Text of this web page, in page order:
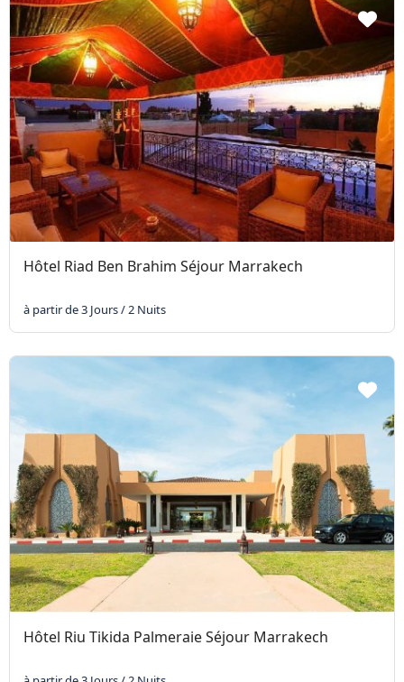
Hôtel Riad Ben Brahim Séjour Marrakech
à partir de 3 Jours / 2 Nuits
Hôtel Riu Tikida Palmeraie Séjour Marrakech